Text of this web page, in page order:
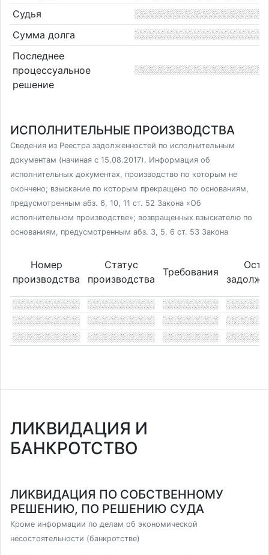
Судья
Сумма долга
Последнее
процессуальное
решение
ИСПОЛНИТЕЛЬНЫЕ ПРОИЗВОДСТВА
Сведения из Реестра задолженностей по исполнительным
документам (начиная с 15.08.2017). Информация об
исполнительных документах, производство по которым не
окончено; взыскание по которым прекращено по основаниям,
предусмотренным абз. 6, 10, 11 ст. 52 Закона «Об
исполнительном производстве»; возвращенных взыскателю по
основаниям, предусмотренным абз. 3, 5, 6 ст. 53 Закона
Номер
производства
Статус
производства
Требования
ЛИКВИДАЦИЯ И
БАНКРОТСТВО
ЛИКВИДАЦИЯ ПО СОБСТВЕННОМУ
РЕШЕНИЮ, ПО РЕШЕНИЮ СУДА
Кроме информации по делам об экономической
несостоятельности (банкротстве)